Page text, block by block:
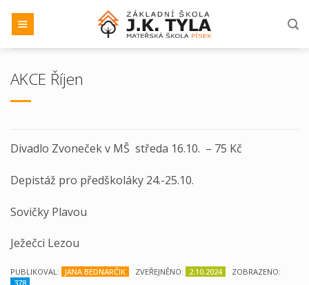
AKCE Říjen
Divadlo Zvoneček v MŠ středa 16.10. – 75 Kč
Depistáž pro předškoláky 24.-25.10.
Sovičky Plavou
Ježečci Lezou
PUBLIKOVAL: JANA BEDNARČIK ZVEŘEJNĚNO: 2.10.2024
ZOBRAZENO:
378